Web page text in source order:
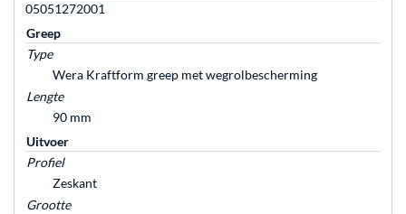
05051272001
Greep
Type
Wera Kraftform greep met wegrolbescherming
Lengte
90 mm
Uitvoer
Profiel
Zeskant
Grootte